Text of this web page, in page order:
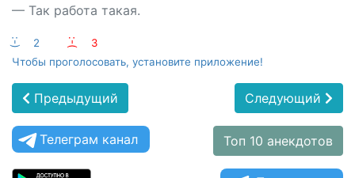
— Так работа такая.
:-) 2 :-(
3
Чтобы проголосовать, установите приложение!
Предыдущий Следующий
Телеграм канал Топ 10 анекдотов